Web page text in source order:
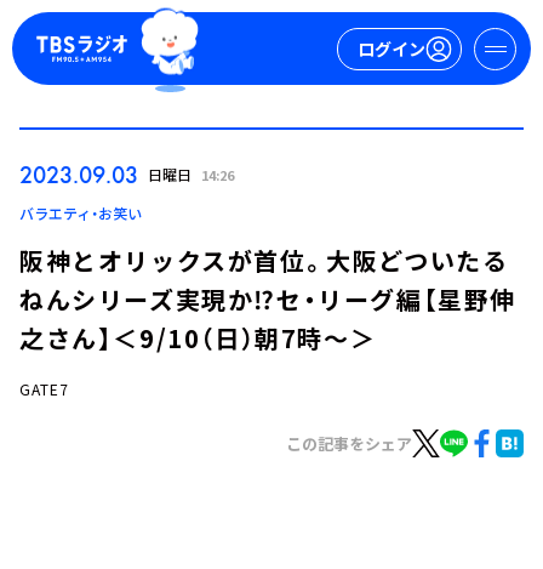
ログイン
ログイン
2023.09.03 日曜日 14:26
バラエティ・お笑い
阪神とオリックスが首位。大阪どついたる
ねんシリーズ実現か⁉セ・リーグ編【星野伸
之さん】＜9/10（日）朝7時～＞
GATE7
この記事をシェア